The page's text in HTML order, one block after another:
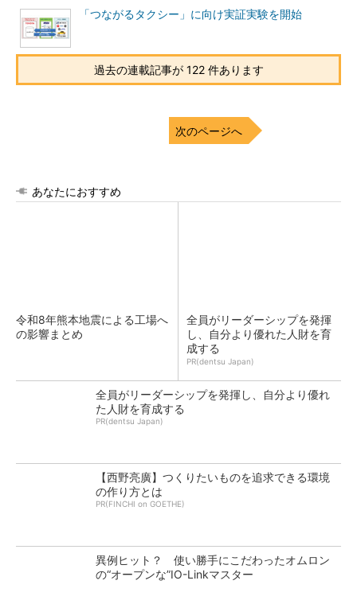
「つながるタクシー」に向け実証実験を開始
過去の連載記事が 122 件あります
次のページへ
あなたにおすすめ
令和8年熊本地震による工場へ
の影響まとめ
全員がリーダーシップを発揮
し、自分より優れた人財を育
成する
PR(dentsu Japan)
全員がリーダーシップを発揮し、自分より優れ
た人財を育成する
PR(dentsu Japan)
【西野亮廣】つくりたいものを追求できる環境
の作り方とは
PR(FINCHI on GOETHE)
異例ヒット？ 使い勝手にこだわったオムロン
の“オープンな”IO-Linkマスター